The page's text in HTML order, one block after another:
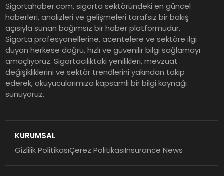
Mevduat kısa vadeyi, koruma
ürünleri uzun vadeyi tutuyor
Şekerbank 2026 İlk Yarı Finansal
Sonuçları
EY Küresel Siber Güvenlik
Sigortahaber.com, sigorta sektöründeki en güncel
haberleri, analizleri ve gelişmeleri tarafsız bir bakış
açısıyla sunan bağımsız bir haber platformudur.
Sigorta profesyonellerine, acentelere ve sektöre ilgi
duyan herkese doğru, hızlı ve güvenilir bilgi sağlamayı
amaçlıyoruz. Sigortacılıktaki yenilikleri, mevzuat
değişikliklerini ve sektör trendlerini yakından takip
ederek, okuyucularımıza kapsamlı bir bilgi kaynağı
sunuyoruz.
KURUMSAL
Gizlilik PolitikasıÇerez PolitikasıInsurance News